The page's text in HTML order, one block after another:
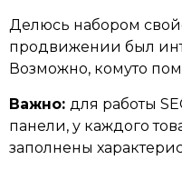
Делюсь набором
продвижении был
Возможно, комуто
Важно: для работы
панели, у каждого
заполнены